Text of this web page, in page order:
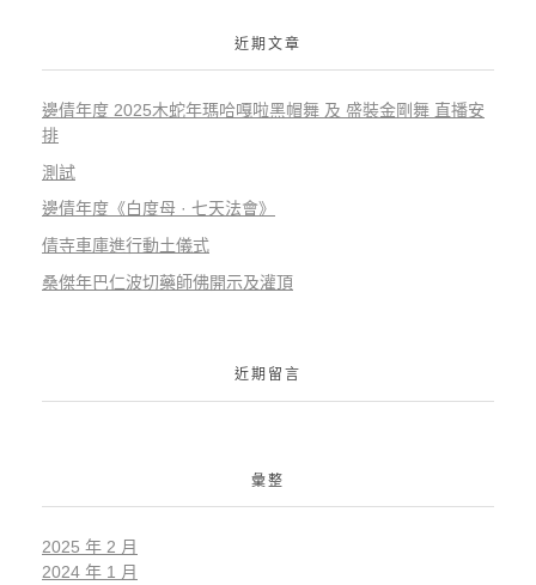
近期文章
邊倩年度 2025木蛇年瑪哈嘎啦黑帽舞 及 盛裝金剛舞 直播安
排
測試
邊倩年度《白度母 · 七天法會》
倩寺車庫進行動土儀式
桑傑年巴仁波切藥師佛開示及灌頂
近期留言
彙整
2025 年 2 月
2024 年 1 月